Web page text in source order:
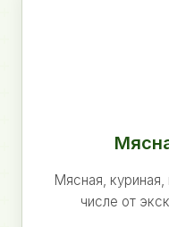
Мясная,
числе от